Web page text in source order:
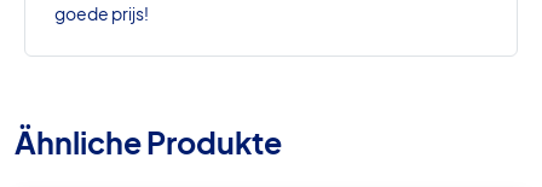
goede prijs!
Ähnliche Produkte